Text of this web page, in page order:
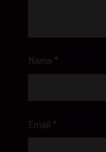
Name *
Email *